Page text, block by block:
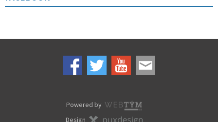
Powered by
Design